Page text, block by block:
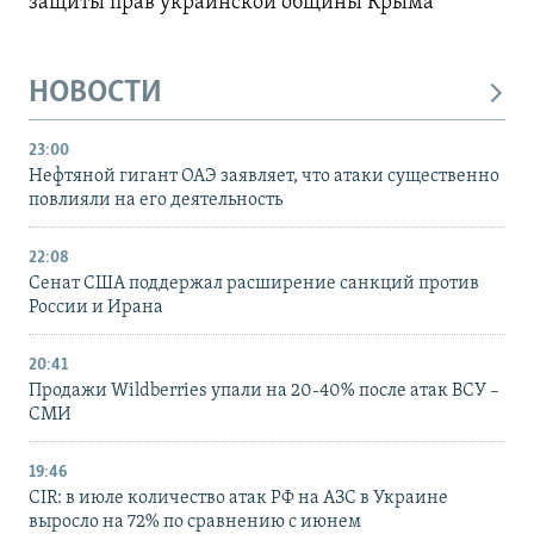
НОВОСТИ
23:00
Нефтяной гигант ОАЭ заявляет, что атаки существенно
повлияли на его деятельность
22:08
Сенат США поддержал расширение санкций против
России и Ирана
20:41
Продажи Wildberries упали на 20-40% после атак ВСУ –
СМИ
19:46
CIR: в июле количество атак РФ на АЗС в Украине
выросло на 72% по сравнению с июнем